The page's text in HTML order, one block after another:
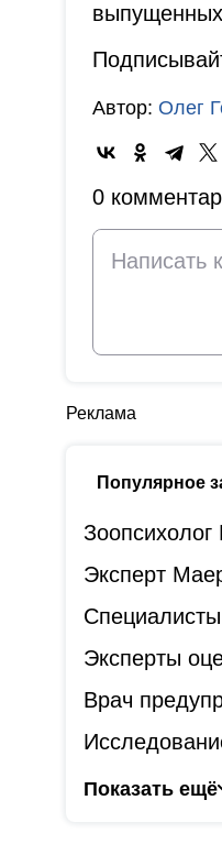
Автор: Олег
0
Реклама
Популярное
Эксперт
Эксперты
Врач
Показать ещё